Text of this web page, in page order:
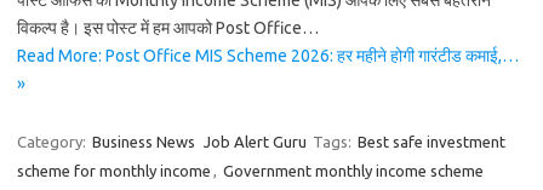
विकल्प है। इस पोस्ट में हम आपको Post Office…
Read More: Post Office MIS Scheme 2026: हर महीने होगी गारंटीड कमाई,…
»
Category: Business News Job Alert Guru Tags: Best safe investment
scheme for monthly income , Government monthly income scheme